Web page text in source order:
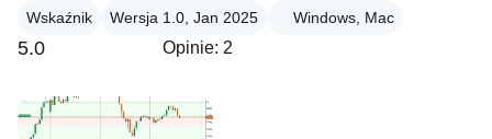
Wskaźnik Wersja 1.0, Jan 2025 Windows, Mac
5.0 Opinie: 2